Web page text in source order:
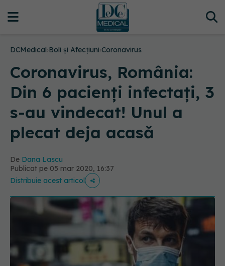
DCMedical›Boli și Afecțiuni›Coronavirus
Coronavirus, România:
Din 6 pacienți infectați, 3
s-au vindecat! Unul a
plecat deja acasă
De Dana Lascu
Publicat pe 05 mar 2020, 16:37
Distribuie acest articol